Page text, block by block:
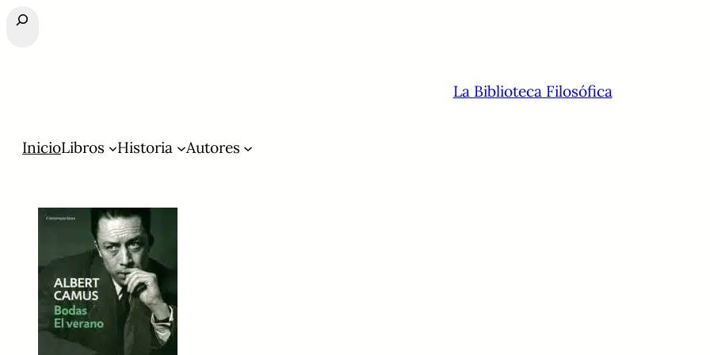
Buscar
La Biblioteca Filosófica
InicioLibros Historia Autores